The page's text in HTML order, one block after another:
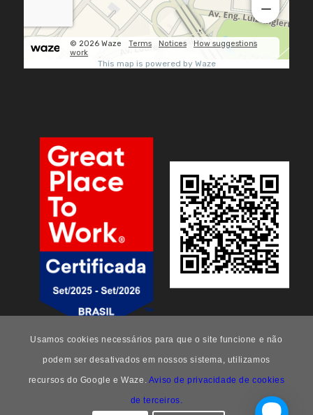
Usamos cookies necessários para que o site funcione e não
podem ser desativados em nossos sistema, utilizamos
recursos do Google e Waze. Aviso de privacidade de cookies
de terceiros.